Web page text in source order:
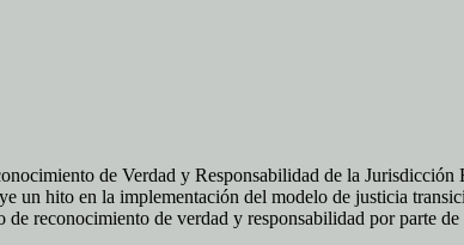
de Verdad y Responsabilidad de la
un hito en la implementación del modelo de justicia
reconocimiento de verdad y responsabilidad por parte de